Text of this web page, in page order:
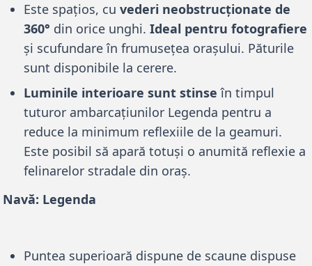
Este spațios, cuvederi neobstrucționate de
360° din orice unghi.Ideal pentru fotografiere
și scufundare în frumusețea orașului. Păturile
sunt disponibile la cerere.
Luminile interioare sunt stinse în timpul
tuturor ambarcațiunilor Legenda pentru a
reduce la minimum reflexiile de la geamuri.
Este posibil să apară totuși o anumită reflexie a
felinarelor stradale din oraș.
Navă: Legenda
Puntea superioară dispune de scaune dispuse